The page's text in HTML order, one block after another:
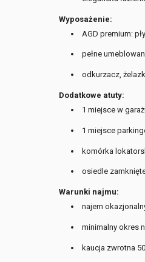
Wyposażenie:
AGD premium:
pełne
odkurzacz,
Dodatkowe atuty:
1 miejsce w
1 miejsce
komórka
osiedle
Warunki najmu:
najem
minimalny okres
kaucja zwrotna